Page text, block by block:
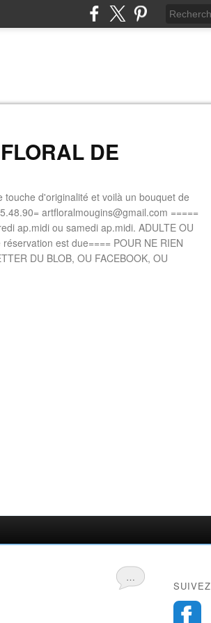
DE
d'originalité et voilà un bouquet de
artfloralmougins@gmail.com =====
ap.midi ou samedi ap.midi. ADULTE OU
est due==== POUR NE RIEN
DU BLOB, OU FACEBOOK, OU
…